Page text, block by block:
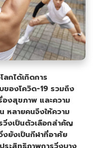
ลกได้เกิดการ
ของโควิด-19 รวมถึง
งสุขภาพ และความ
หลายคนจึงให้ความ
งเป็นตัวเลือกสำคัญ
งยังเป็นกีฬาที่อาศัย